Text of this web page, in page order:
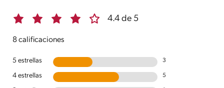
4.4 de 5
8 calificaciones
5 estrellas 3
4 estrellas 5